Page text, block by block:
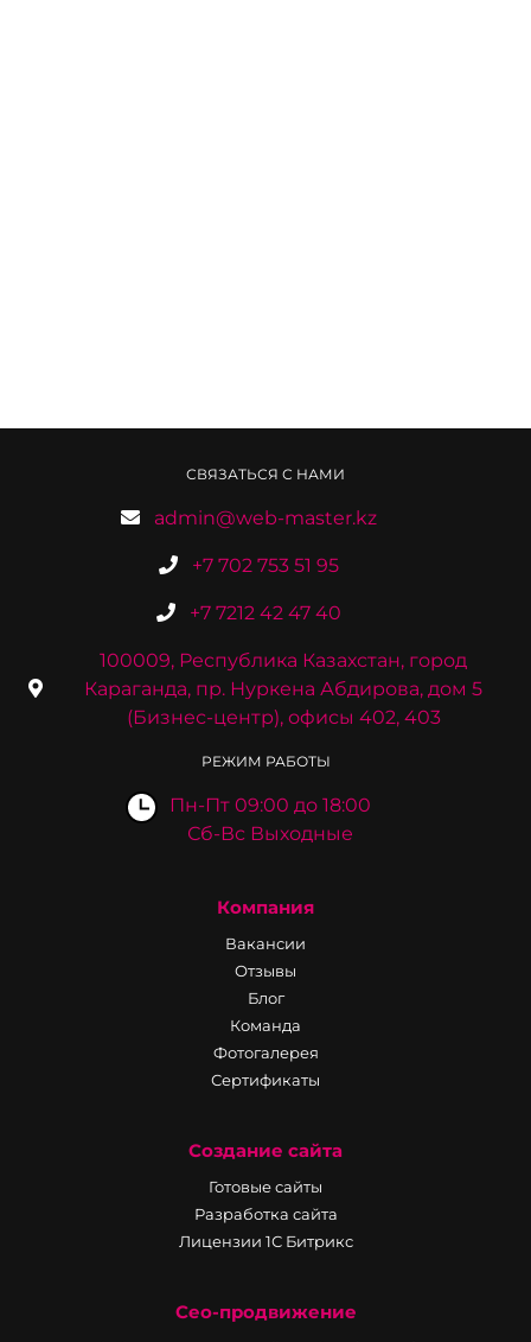
СВЯЗАТЬСЯ С НАМИ
admin@web-master.kz
+7 702 753 51 95
+7 7212 42 47 40
100009, Республика Казахстан, город
Караганда, пр. Нуркена Абдирова, дом 5
(Бизнес-центр), офисы 402, 403
РЕЖИМ РАБОТЫ
Пн-Пт 09:00 до 18:00
Сб-Вс Выходные
Компания
Вакансии
Отзывы
Блог
Команда
Фотогалерея
Сертификаты
Создание сайта
Готовые сайты
Разработка сайта
Лицензии 1С Битрикс
Сео-продвижение